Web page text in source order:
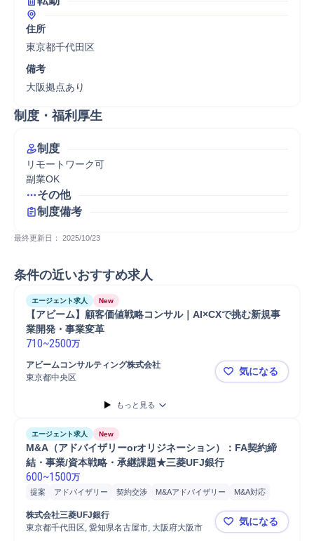
住所
東京都千代田区
備考
大阪拠点あり
制度・福利厚生
制度
リモートワーク可
副業OK
その他
制度備考
最終更新日： 2025/10/23
条件の近いおすすめ求人
エージェント求人 New
【アビーム】顧客価値戦略コンサル｜AI×CXで挑む新規事
業開発・事業変革
710~2500万
アビームコンサルティング株式会社
東京都中央区
【アビーム
気になる
もっと見る
エージェント求人 New
M&A（アドバイザリーorオリジネーション）：FA契約締
結・事業/資本戦略・承継課題★三菱UFJ銀行
600~1500万
提案 アドバイザリー 契約交渉 M&Aアドバイザリー
M&A対応
戦略提案
契約締結
株式会社三菱UFJ銀行
東京都千代田区, 愛知県名古屋市, 大阪府大阪市
M&A（アド
気になる